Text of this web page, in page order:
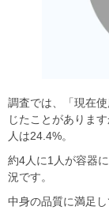
調査では、「現在
じたことがありま
人は24.4%。
約4人に1人が容器
況です。
中身の品質に満足